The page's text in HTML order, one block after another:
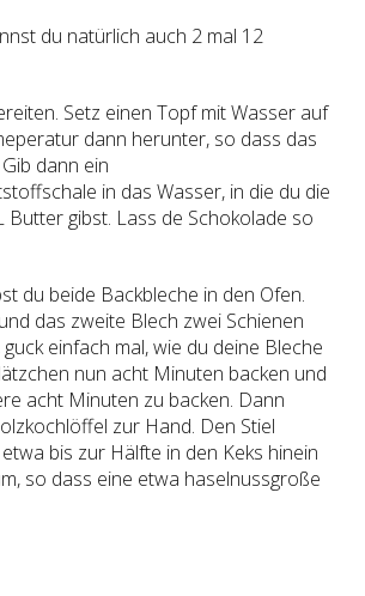
du natürlich auch 2 mal 12
Setz einen Topf mit Wasser auf
dann herunter, so dass das
dann ein
in das Wasser, in die du die
gibst. Lass de Schokolade so
du beide Backbleche in den Ofen.
das zweite Blech zwei Schienen
einfach mal, wie du deine Bleche
nun acht Minuten backen und
acht Minuten zu backen. Dann
zur Hand. Den Stiel
bis zur Hälfte in den Keks hinein
so dass eine etwa haselnussgroße